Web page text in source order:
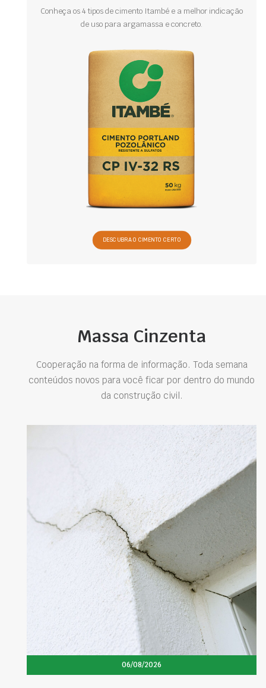
Conheça os 4 tipos de cimento Itambé e a melhor indicação
de uso para argamassa e concreto.
DESCUBRA O CIMENTO CERTO
Massa Cinzenta
Cooperação na forma de informação. Toda semana
conteúdos novos para você ficar por dentro do mundo
da construção civil.